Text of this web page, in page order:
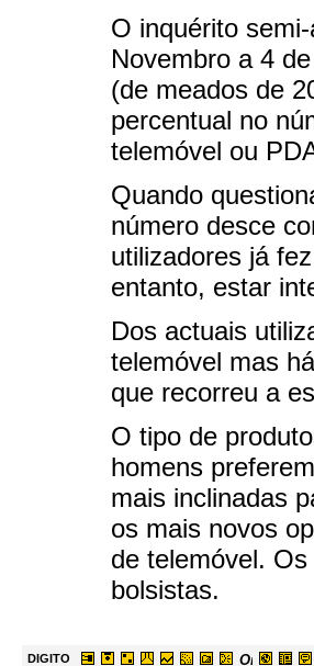
O inquérito
Novembro a 4
(de meados de
percentual no
telemóvel ou
Quando
número desce
utilizadores já
entanto, estar
Dos actuais
telemóvel mas
que recorreu a
O tipo de
homens
mais inclinadas
os mais novos
de telemóvel.
bolsistas.
DIGITO